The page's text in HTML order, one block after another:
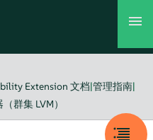
Extension 文档|管理指南|
群集 LVM）